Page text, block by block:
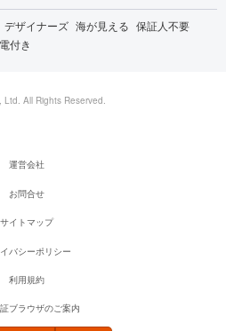
デザイナーズ 海が見える 保証人不要
付き
Ltd. All Rights Reserved.
運営会社
お問合せ
サイトマップ
バシーポリシー
利用規約
ブラウザのご案内